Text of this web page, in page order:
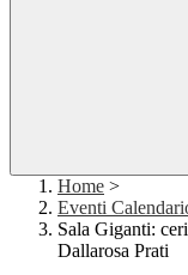
Home >
Eventi
Sala Giganti:
Dallarosa Prati